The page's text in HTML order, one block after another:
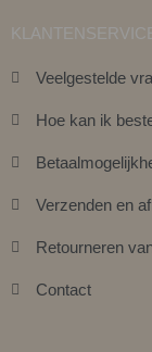
Veelgestelde
Hoe kan ik
Verzenden en
Retourneren
Contact